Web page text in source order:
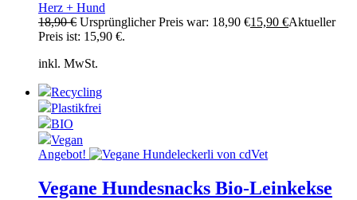
Herz + Hund
18,90€ Ursprünglicher Preis war: 18,90 €15,90 €Aktueller
Preis ist: 15,90 €.
inkl. MwSt.
Recycling
Plastikfrei
BIO
Vegan
Angebot!
Vegane Hundesnacks Bio-Leinkekse